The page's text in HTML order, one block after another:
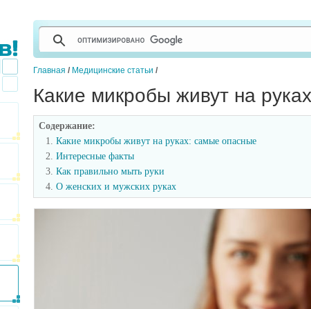
Главная / Медицинские статьи /
Какие микробы живут на руках
Содержание:
Какие микробы живут на руках: самые опасные
Интересные факты
Как правильно мыть руки
О женских и мужских руках